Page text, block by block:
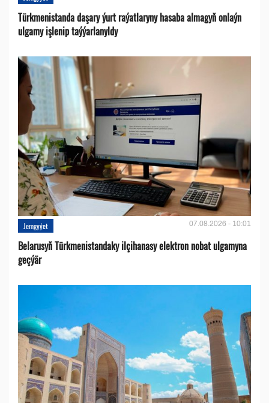
Türkmenistanda daşary ýurt raýatlaryny hasaba almagyň onlaýn
ulgamy işlenip taýýarlanyldy
Jemgyýet 07.08.2026 - 10:01
Belarusyň Türkmenistandaky ilçihanasy elektron nobat ulgamyna
geçýär